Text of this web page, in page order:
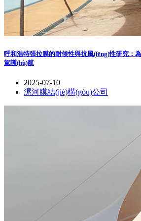
呼和浩特張拉膜的耐候性與抗風(fēng)性研究：
駕護(hù)航
2025-07-10
漯河膜結(jié)構(gòu)公司